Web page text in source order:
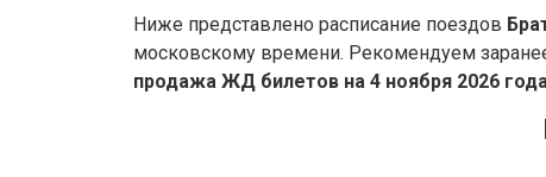
Ниже представлено расписание поездов
московскому времени. Рекомендуем
продажа ЖД билетов на 4 ноября 2026